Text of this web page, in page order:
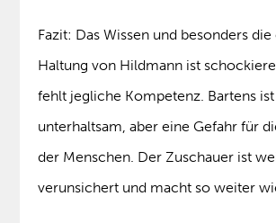
Fazit: Das Wissen und besonders
Haltung von Hildmann ist
fehlt jegliche Kompetenz. Bartens
unterhaltsam, aber eine Gefahr für
der Menschen. Der Zuschauer ist
verunsichert und macht so weiter